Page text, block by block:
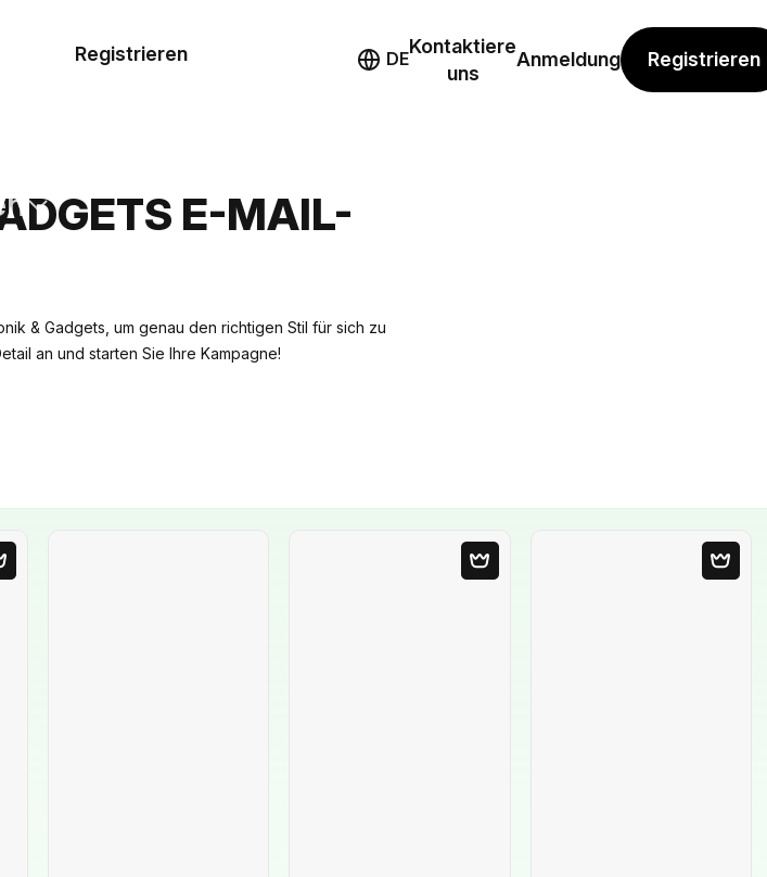
Registrieren DE
Kontaktiere
uns
Anmeldung Registrieren
E-MAIL-
& Gadgets, um genau den richtigen Stil für sich zu
an und starten Sie Ihre Kampagne!